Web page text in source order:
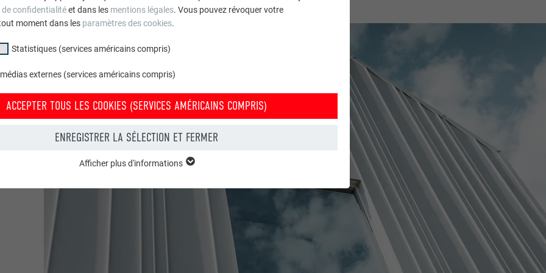
confidentialitéet dans les mentions légales. Vous pouvez révoquer votre
moment dans les paramètres des cookies.
Statistiques (services américains compris)
externes (services américains compris)
ACCEPTER TOUS LES COOKIES (SERVICES AMÉRICAINS COMPRIS)
ENREGISTRER LA SÉLECTION ET FERMER
le site Internet fonctionne correctement.
AMÉRICAINS COMPRIS)
(services américains compris) » nous aident à comprendre comment le site
Afficher plus d'informations